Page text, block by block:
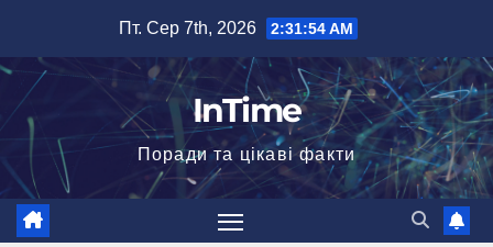
вмісту
Пт. Сер 7th, 2026 2:31:54 AM
InTime
Поради та цікаві факти